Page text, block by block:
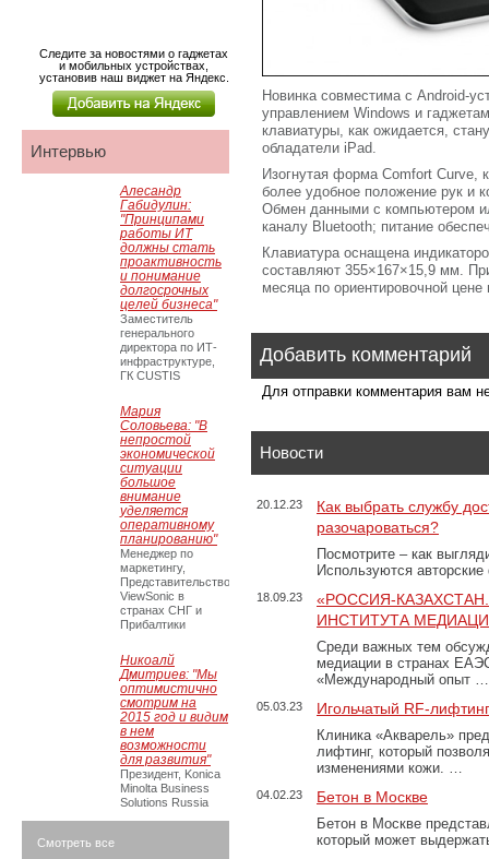
Новинка совместима с Android-
управлением Windows и
клавиатуры, как ожидается,
обладатели iPad.
Изогнутая форма Comfort Curve,
более удобное положение рук и
Обмен данными с компьютером
каналу Bluetooth; питание
Клавиатура оснащена
составляют 355×167×15,9 мм.
месяца по ориентировочной
Добавить комментарий
Для отправки комментария вам
Новости
20.12.23
Как выбрать службу
разочароваться?
Посмотрите – как
Используются
18.09.23
«РОССИЯ-
ИНСТИТУТА
Среди важных тем
медиации в странах
«Международный опыт …
05.03.23 Игольчатый RF-
Клиника «Акварель»
лифтинг, который
изменениями кожи. …
04.02.23 Бетон в Москве
Бетон в Москве
который может
Следите за новостями о гаджетах
и мобильных устройствах,
установив наш виджет на Яндекс.
Интервью
Алесандр
Габидулин:
"Принципами
работы ИТ
должны стать
проактивность
и понимание
долгосрочных
целей бизнеса"
Заместитель
генерального
директора по ИТ-
инфраструктуре,
ГК CUSTIS
Мария
Соловьева: "В
непростой
экономической
ситуации
большое
внимание
уделяется
оперативному
планированию"
Менеджер по
маркетингу,
Представительство
ViewSonic в
странах СНГ и
Прибалтики
Никоалй
Дмитриев: "Мы
оптимистично
смотрим на
2015 год и видим
в нем
возможности
для развития"
Президент, Konica
Minolta Business
Solutions Russia
Смотреть все